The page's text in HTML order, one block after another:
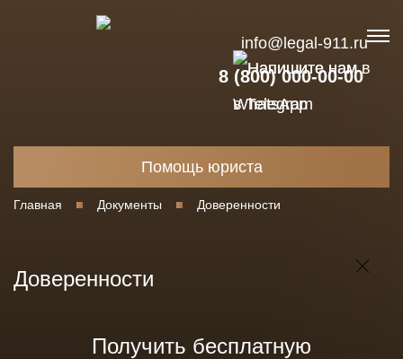
info@legal-911.ru
8 (800) 000-00-00
Помощь юриста
Главная Документы Доверенности
Доверенности
Получить бесплатную